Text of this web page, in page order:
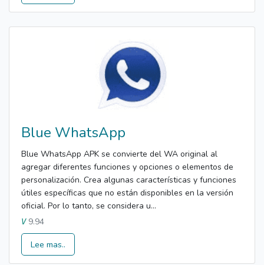
Blue WhatsApp
Blue WhatsApp APK se convierte del WA original al
agregar diferentes funciones y opciones o elementos de
personalización. Crea algunas características y funciones
útiles específicas que no están disponibles en la versión
oficial. Por lo tanto, se considera u...
V9.94
Lee mas..